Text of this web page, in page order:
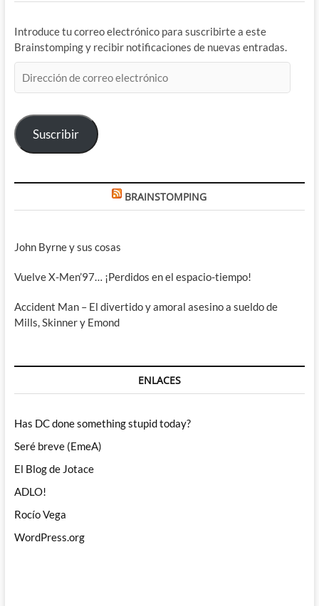
Introduce tu correo electrónico para suscribirte a este
Brainstomping y recibir notificaciones de nuevas entradas.
de
electrónico
Suscribir
BRAINSTOMPING
John Byrne y sus cosas
Vuelve X-Men’97… ¡Perdidos en el espacio-tiempo!
Accident Man – El divertido y amoral asesino a sueldo de
Mills, Skinner y Emond
ENLACES
Has DC done something stupid today?
Seré breve (EmeA)
El Blog de Jotace
ADLO!
Rocío Vega
WordPress.org